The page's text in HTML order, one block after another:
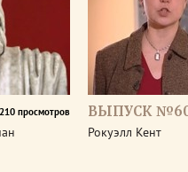
210 просмотров ВЫПУСК
Рокуэлл Кент